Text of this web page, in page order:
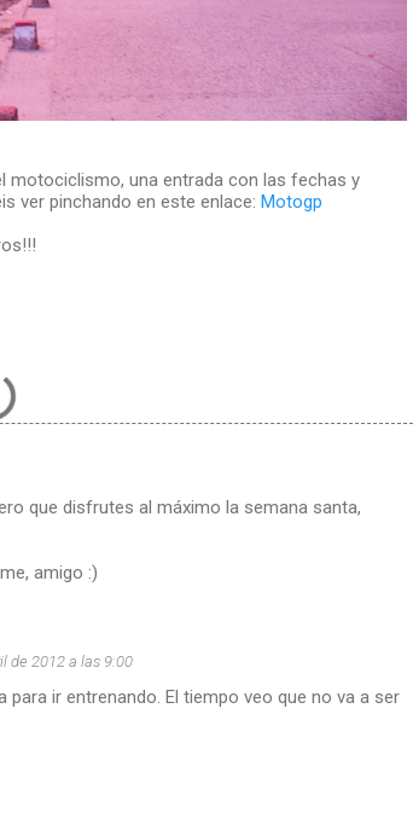
motociclismo, una entrada con las fechas y
ver pinchando en este enlace: Motogp
que disfrutes al máximo la semana santa,
amigo :)
de 2012 a las 9:00
ir entrenando. El tiempo veo que no va a ser